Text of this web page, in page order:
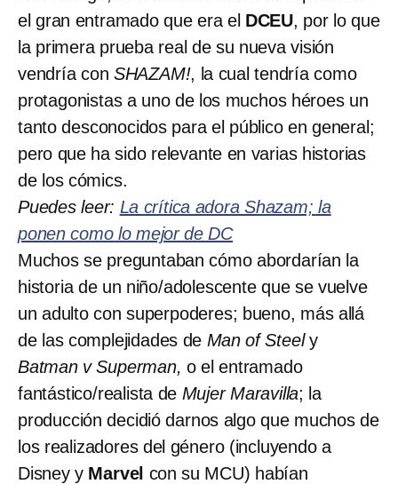
el gran entramado que era el DCEU, por lo que
la primera prueba real de su nueva visión
vendría con SHAZAM!, la cual tendría como
protagonistas a uno de los muchos héroes un
tanto desconocidos para el público en general;
pero que ha sido relevante en varias historias
de los cómics.
Puedes leer: La crítica adora Shazam; la
ponen como lo mejor de DC
Muchos se preguntaban cómo abordarían la
historia de un niño/adolescente que se vuelve
un adulto con superpoderes; bueno, más allá
de las complejidades de Man of Steely
Batman v Superman, o el entramado
fantástico/realista de Mujer Maravilla; la
producción decidió darnos algo que muchos de
los realizadores del género (incluyendo a
Disney y Marvel con su MCU) habían